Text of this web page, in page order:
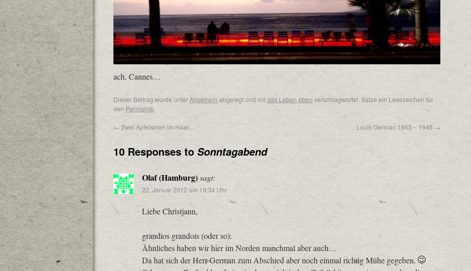
ach, Cannes…
Dieser Beitrag wurde unterAllgemein abgelegt und mitdas Leben eben verschlagwortet. Setze ein Lesezeichen für
den Permalink.
← Zwei Apfelsinen im Haar… Louis German 1863 – 1946 →
10 Responses to Sonntagabend
Olaf (Hamburg)sagt:
22. Januar 2012 um 19:34 Uhr
Liebe Christjann,
grandios grandois (oder so).
Ähnliches haben wir hier im Norden manchmal aber auch…
Da hat sich der Herr German zum Abschied aber noch einmal richtig Mühe gegeben.